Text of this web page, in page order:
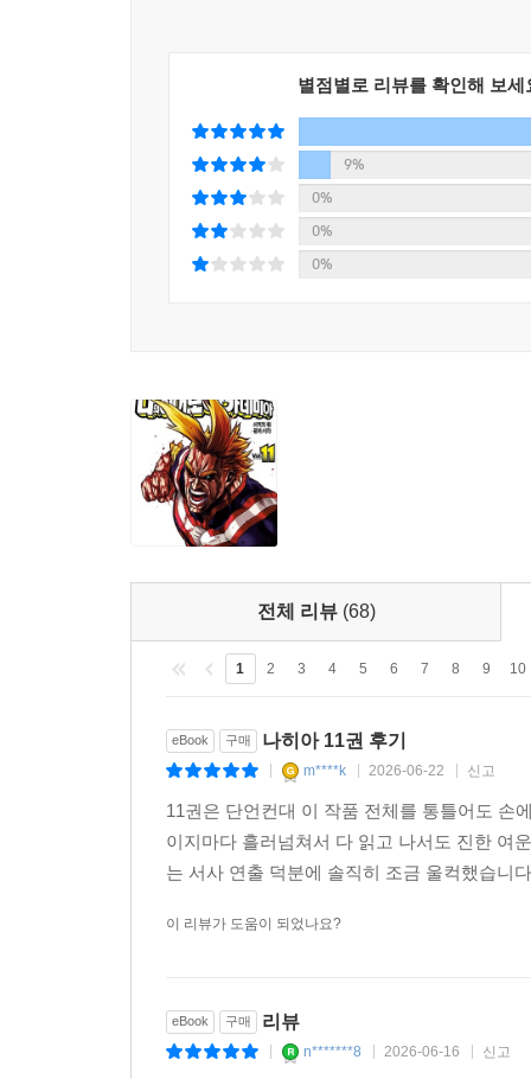
별점별로 리뷰를 확인해 보세
9%
0%
0%
0%
전체 리뷰 (68)
1 2 3 4 5 6 7 8 9 10
eBook 구매 나히아 11권 후기
m****k 2026-06-22 신고
11권은 단언컨대 이 작품 전체를 통틀어도 손
이지마다 흘러넘쳐서 다 읽고 나서도 진한 여
는 서사 연출 덕분에 솔직히 조금 울컥했습니
이 리뷰가 도움이 되었나요?
eBook 구매 리뷰
n*******8 2026-06-16 신고